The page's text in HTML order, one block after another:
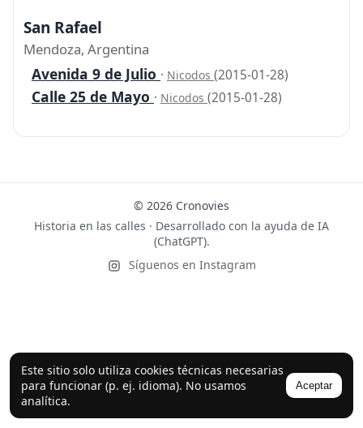
Este sitio solo utiliza cookies técnicas necesarias
para funcionar (p. ej. idioma). No usamos
analítica.
Aceptar
San Rafael
Mendoza, Argentina
Avenida 9 de Julio · Nicodos (2015-01-28)
Calle 25 de Mayo · Nicodos (2015-01-28)
© 2026 Cronovies
Historia en las calles · Desarrollado con la ayuda de IA
(ChatGPT).
Síguenos en Instagram